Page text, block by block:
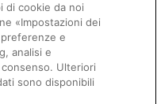
di cookie da noi
«Impostazioni dei
e
analisi e
Ulteriori
sono disponibili